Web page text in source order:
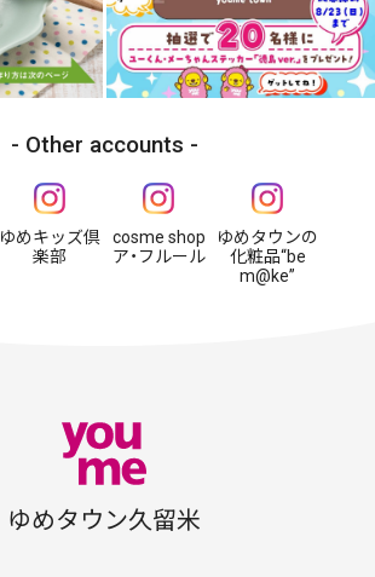
Other accounts
ゆめキッズ倶
楽部
cosme shop
ア・フルール
ゆめタウンの
化粧品“be
m@ke”
ゆめタウン久留米